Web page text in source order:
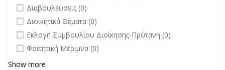
undefined
Διαβουλεύσεις (0)
undefined
Διοικητικά Θέματα (0)
undefined
Εκλογή Συμβουλίου Διοίκησης-Πρύτανη (0)
undefined
Φοιτητική Μέριμνα (0)
Show more